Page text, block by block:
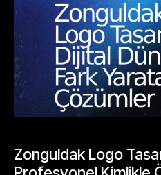
Zonguldak Logo